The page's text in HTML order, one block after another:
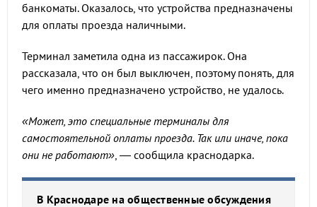
банкоматы. Оказалось, что устройства предназначены
для оплаты проезда наличными.
Терминал заметила одна из пассажирок. Она
рассказала, что он был выключен, поэтому понять, для
чего именно предназначено устройство, не удалось.
«Может, это специальные терминалы для
самостоятельной оплаты проезда. Так или иначе, пока
они не работают», — сообщила краснодарка.
В Краснодаре на общественные обсуждения